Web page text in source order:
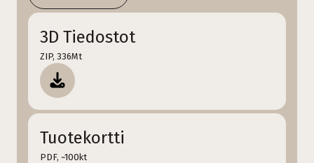
3D Tiedostot
ZIP, 336Mt
Tuotekortti
PDF, ~100kt